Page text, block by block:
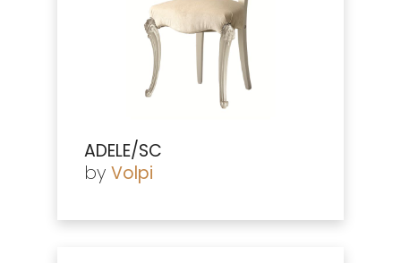
ADELE/SC
by Volpi